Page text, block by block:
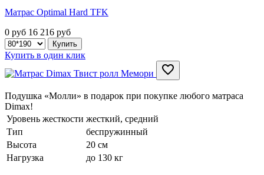
Матрас Optimal Hard TFK
0 руб 16 216 руб
Купить в один клик
Подушка «Молли» в подарок при покупке любого матраса
Dimax!
Уровень жесткости жесткий, средний
Тип
беспружинный
Высота
20 см
Нагрузка
до 130 кг